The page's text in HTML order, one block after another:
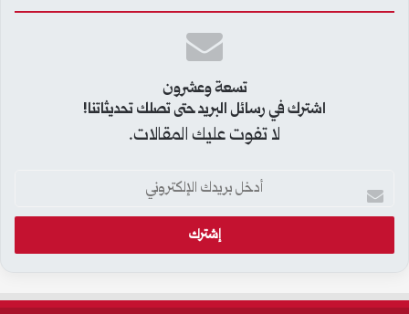
تسعة وعشرون
اشترك في رسائل البريد حتى تصلك تحديثاتنا!
لا تفوت عليك المقالات.
أدخل
بريدك
الإلكتروني